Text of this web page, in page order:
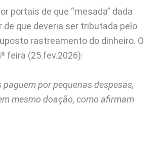
portais de que “mesada” dada
que deveria ser tributada pelo
rastreamento do dinheiro. O
feira (25.fev.2026):
por pequenas despesas,
mesmo doação, como afirmam